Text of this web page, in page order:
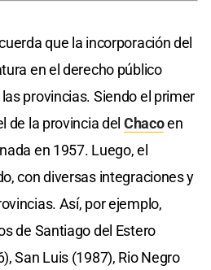
que la incorporación del
en el derecho público
provincias. Siendo el primer
de la provincia del Chacoen
en 1957. Luego, el
con diversas integraciones y
Así, por ejemplo,
de Santiago del Estero
San Luis (1987), Rio Negro